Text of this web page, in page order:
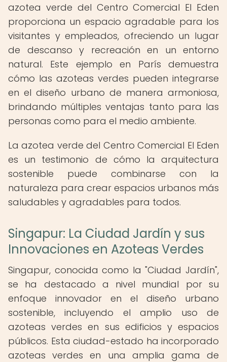
azotea verde del Centro Comercial El Eden
proporciona un espacio agradable para los
visitantes y empleados, ofreciendo un lugar
de descanso y recreación en un entorno
natural. Este ejemplo en París demuestra
cómo las azoteas verdes pueden integrarse
en el diseño urbano de manera armoniosa,
brindando múltiples ventajas tanto para las
personas como para el medio ambiente.
La azotea verde del Centro Comercial El Eden
es un testimonio de cómo la arquitectura
sostenible puede combinarse con la
naturaleza para crear espacios urbanos más
saludables y agradables para todos.
Singapur: La Ciudad Jardín y sus
Innovaciones en Azoteas Verdes
Singapur, conocida como la "Ciudad Jardín",
se ha destacado a nivel mundial por su
enfoque innovador en el diseño urbano
sostenible, incluyendo el amplio uso de
azoteas verdes en sus edificios y espacios
públicos. Esta ciudad-estado ha incorporado
azoteas verdes en una amplia gama de